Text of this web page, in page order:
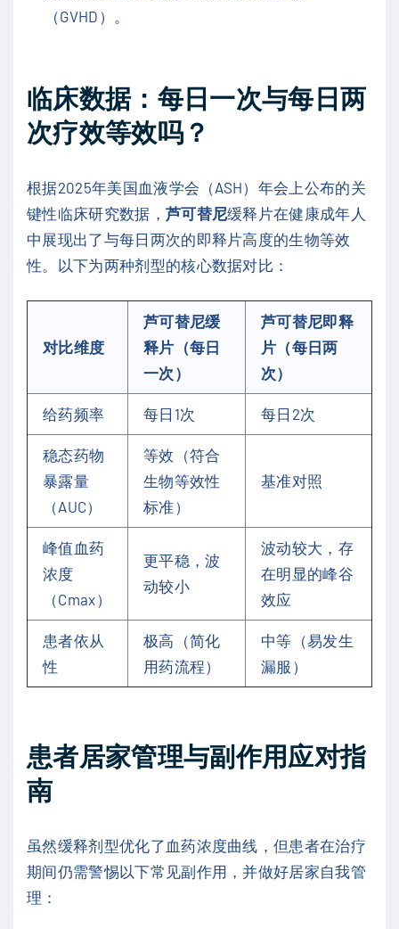
（GVHD）。
临床数据：每日一次与每日两
次疗效等效吗？
根据2025年美国血液学会（ASH）年会上公布的关
键性临床研究数据， 芦可替尼缓释片在健康成年人
中展现出了与每日两次的即释片高度的生物等效
性。以下为两种剂型的核心数据对比：
对比维度
芦可替尼缓
释片（每日
一次）
芦可替尼即释
片（每日两
次）
给药频率 每日1次 每日2次
稳态药物
暴露量
（AUC）
等效（符合
生物等效性
标准）
基准对照
峰值血药
浓度
（Cmax）
更平稳，波
动较小
波动较大，存
在明显的峰谷
效应
患者依从
性
极高（简化
用药流程）
中等（易发生
漏服）
患者居家管理与副作用应对指
南
虽然缓释剂型优化了血药浓度曲线，但患者在治疗
期间仍需警惕以下常见副作用，并做好居家自我管
理：